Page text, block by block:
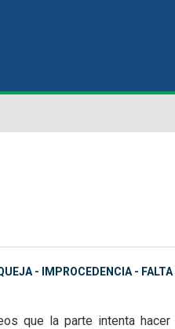
- IMPROCEDENCIA -
que la parte intenta